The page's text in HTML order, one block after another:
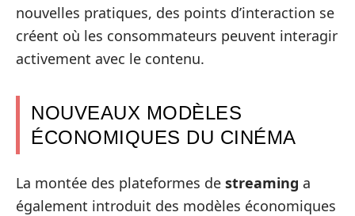
nouvelles pratiques, des points d’interaction se
créent où les consommateurs peuvent interagir
activement avec le contenu.
NOUVEAUX MODÈLES
ÉCONOMIQUES DU CINÉMA
La montée des plateformes de streaming a
également introduit des modèles économiques